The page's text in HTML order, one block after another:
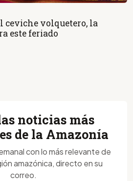
ceviche volquetero, la
este feriado
noticias más
de la Amazonía
con lo más relevante de
amazónica, directo en su
correo.